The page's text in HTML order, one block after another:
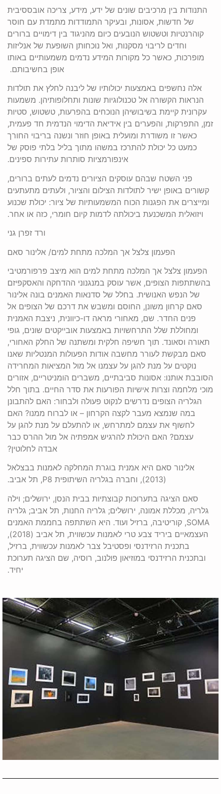
התנודות בין מרכיבים שונים של ידע, מידע, צריכה אובססיבית
של חדשות, אסונות, ובעיקר התמודדות מתמדת עם חוסר
קוהרנטיות וטשטוש הנובעים כיום מהניגוד בין דימויים ברורים
וחדים לריבוי מסקנות, ואל נוכחותן השופעת של אנליזות
מופרכות, כאשר כל מקורות המידע נדמים משמעותיים באותו
אופן בחשיבותם.
אלה נחשפים באמצעות יכולותיו של ליבנה לחלץ את תולדות
הנראות הקשורה אל טכנולוגיות שונות ותחלופותיהן. משמעות
עקרונית קיימת בשיבושיהן הנוכחים בהפרעות, טשטוש, סטיות
זמן, התפרקות, והפערים בין אידיאת הדימוי הנדמית חד פעמית,
כאשר זו משודרת ומועלית באופן חוזר ונשנה בריבוי החורך
כמעט כל יכולת להתרכז במשהו מתוך בליל בלתי פוסק של
אינפורמציות סותרות עתירות ספינים.
פני השטח שבהם עוסקים הציורים נדמים לעתים ברורים,
קשורים באופן ישיר לתולדות הצילום והציור, ולעתים מתעתעים
ומייצרים את הפגנות הכוח המשמעותיות של ציור: יכולת שכנוע
ויזואלית המשכנעת ביכולתה לדמות קיום חומרי, כזה או אחר.
ורד זפרן גני
הפעמון צלצל אך המלכה מתחת למים/ אלינור סאם
הפעמון צלצל אך המלכה מתחת למים הוא מיצב פרפורמטיבי
בהשתתפות הצופים, אשר עוסק במנגנוני ההדחקה והאסקפיזם
של הנפש האנושית. בחלל של סדנאות האמנים בונה אלינור
סאם קרחון משונן, החוסם ומשבש את דרכם של הצופים אל
פנים החדר. שם, מאחורי מראה דו-כיוונית, ניצבת האמנית
ומחוללת שלל התרחשויות באמצעות אובייקטים שונים, גופי
תאורה וסאונד. תוך חשיפה חלקית ומשתנה של החלק האחורי,
סאם מבקשת לעורר מחשבה אודות הפעולות המנטליות שאנו
נוקטים על מנת להגן על עצמנו אל מול המציאות המחרידה
הסובבת אותנו: אסונות סביבתיים, משברים הומניטריים, אזורים
מוכי מלחמה וצרות אישיות הפורעות את סדר החיים. בתוך חלל
הגלריה הצופים נדרשים לנקוט פעולה ולבחור: האם להתבונן
במה שנמצא מעבר לקצה הקרחון – או לברוח ממנו? האם
לחשוף את עצמם למתרחש, או להתעלם על מנת להגן על
עצמם? האם היכולת להרגיש אמפתיה אל מול ההרס כבר
אבדה לחלוטין?
אלינור סאם היא אמנית בוגרת המחלקה לאמנות בבצלאל
(2013), וחברה בגלריה השיתופית P8, תל אביב.
סאם הציגה בתערוכות קבוצתיות בבית הנסן, ירושלים; וילה
גלריה, מכללת אמונה, ירושלים; גלריה החנות, תל אביב; גלריה
SOMA, קוריטיבה, ברזיל ועוד. היא השתתפה בחממת האמנים
העצמאיים ביריד צבע טרי לאמנות עכשווית, תל אביב (2018),
בתכנית הרזידנסי ופסטיבל צבר לאמנות עכשווית, ברזיל,
ובתכנית הרזידנסי במוזיאון פולנוב, רוסיה, שם הציגה תערוכת
יחיד.